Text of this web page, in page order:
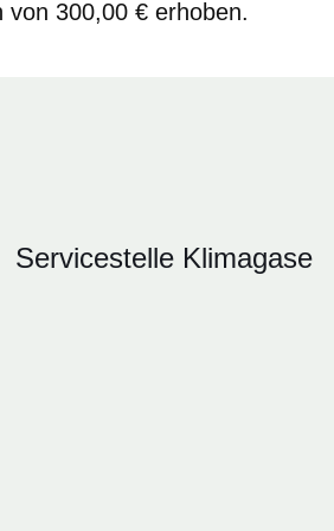
von 300,00 € erhoben.
Servicestelle Klimagase